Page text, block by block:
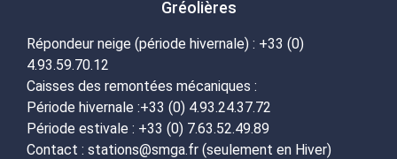
Gréolières
Répondeur neige (période hivernale) : +33 (0)
4.93.59.70.12
Caisses des remontées mécaniques :
Période hivernale :+33 (0) 4.93.24.37.72
Période estivale : +33 (0) 7.63.52.49.89
Contact : stations@smga.fr (seulement en Hiver)